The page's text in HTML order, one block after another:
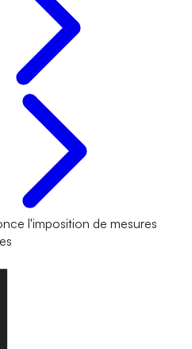
l'imposition de mesures